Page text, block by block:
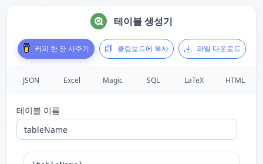
테이블 생성기
커피 한 잔 사주기 클립보드에 복사 파일 다운로드
JSON Excel Magic SQL LaTeX HTML
테이블 이름